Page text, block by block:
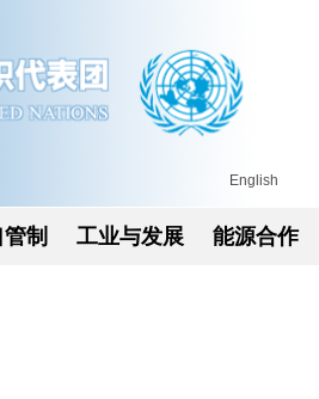
English
制 工业与发展 能源合作